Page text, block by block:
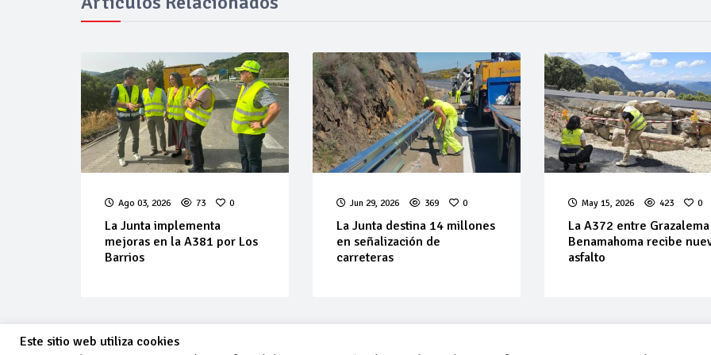
Ago 03, 2026 73 0
La Junta implementa
mejoras en la A381 por Los
Barrios
Jun 29, 2026 369 0
La Junta destina 14 millones
en señalización de
carreteras
May 15, 2026 423 0
La A372 entre
Benamahoma recibe
asfalto
Este sitio web utiliza cookies